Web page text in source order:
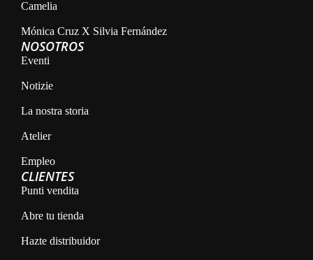
Camelia
Mónica Cruz X Silvia Fernández
NOSOTROS
Eventi
Notizie
La nostra storia
Atelier
Empleo
CLIENTES
Punti vendita
Abre tu tienda
Hazte distribuidor